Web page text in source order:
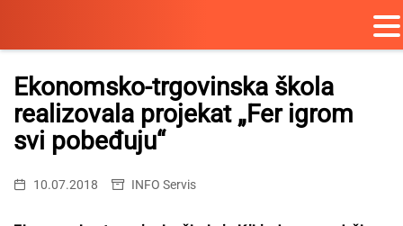
Skip
content
Ekonomsko-trgovinska škola
realizovala projekat „Fer igrom
svi pobeđuju“
10.07.2018 INFO Servis